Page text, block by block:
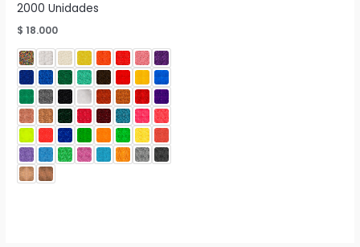
2000 Unidades
$ 18.000